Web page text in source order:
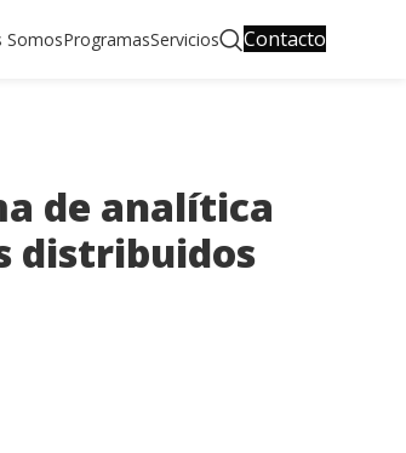
SomosProgramasServicios Contacto
de analítica
distribuidos